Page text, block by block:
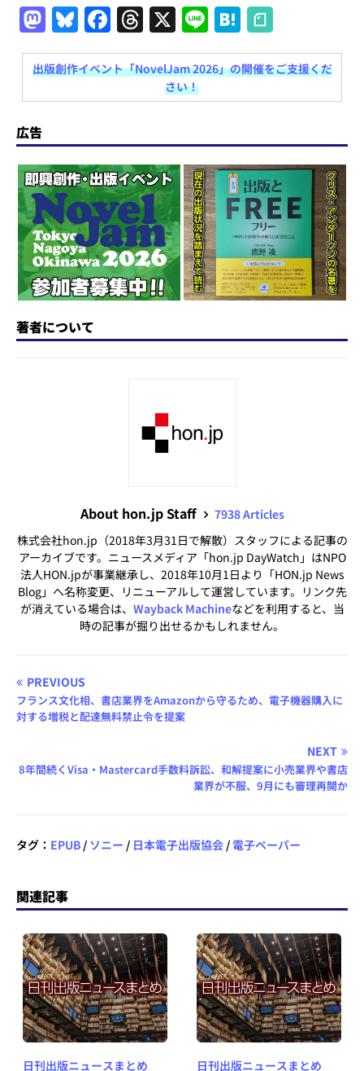
M
a
st
o
o
n
Bl
u
e
s
y
F
a
c
e
o
o
k
T
h
re
a
s
X Li
n
e
H
at
e
n
出版創作イベント「NovelJam 2026」の開催をご支援くだ
さい！
広告
著者について
About hon.jp Staff
7938 Articles
株式会社hon.jp（2018年3月31日で解散）スタッフによる記事の
アーカイブです。ニュースメディア「hon.jp DayWatch」はNPO
法人HON.jpが事業継承し、2018年10月1日より「HON.jp News
Blog」へ名称変更、リニューアルして運営しています。リンク先
が消えている場合は、 Wayback Machineなどを利用すると、当
時の記事が掘り出せるかもしれません。
PREVIOUS
フランス文化相、書店業界をAmazonから守るため、電子機器購入に
対する増税と配達無料禁止令を提案
NEXT
8年間続くVisa・Mastercard手数料訴訟、和解提案に小売業界や書店
業界が不服、9月にも審理再開か
タグ： EPUB / ソニー / 日本電子出版協会 / 電子ペーパー
関連記事
日刊出版ニュースまとめ
日刊出版ニュースまとめ